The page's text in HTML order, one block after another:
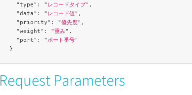
  "type": "
レコードタイプ",
  "data": "
レコード値",
  "priority": "
優先度",
  "weight": "
重み",
  "port": "
ポート番号"
Request Parameters